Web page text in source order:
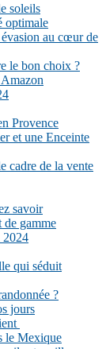
soleils
optimale
au cœur de
le bon choix ?
Provence
et une Enceinte
cadre de la vente
savoir
gamme
2024
qui séduit
?
jours
le Mexique